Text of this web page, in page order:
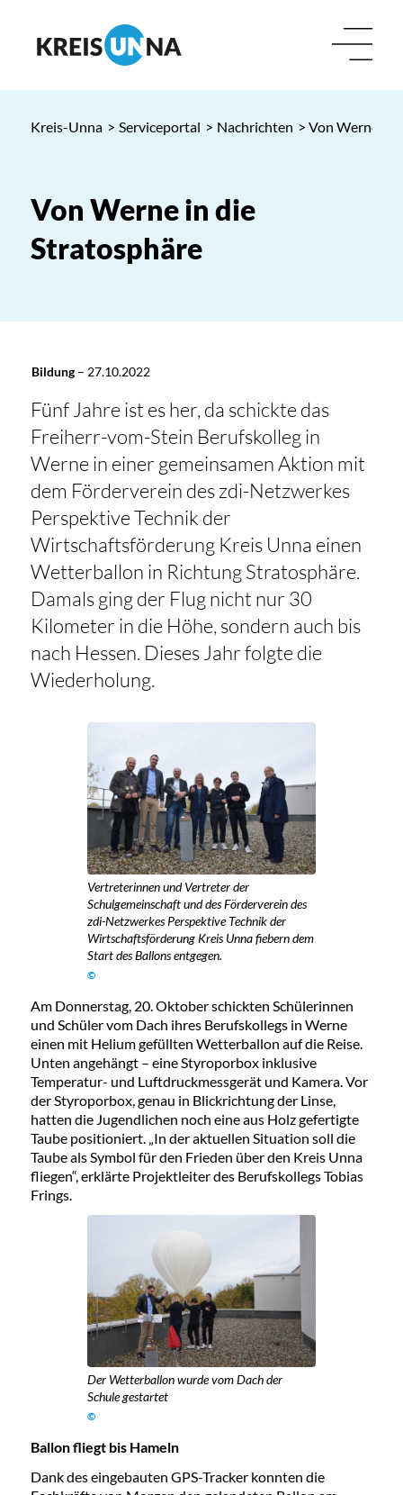
Kreis-Unna > Serviceportal > Nachrichten > Von Werne in
Von Werne in die
Stratosphäre
Bildung– 27.10.2022
Fünf Jahre ist es her, da schickte das
Freiherr-vom-Stein Berufskolleg in
Werne in einer gemeinsamen Aktion mit
dem Förderverein des zdi-Netzwerkes
Perspektive Technik der
Wirtschaftsförderung Kreis Unna einen
Wetterballon in Richtung Stratosphäre.
Damals ging der Flug nicht nur 30
Kilometer in die Höhe, sondern auch bis
nach Hessen. Dieses Jahr folgte die
Wiederholung.
Vertreterinnen und Vertreter der
Schulgemeinschaft und des Förderverein des
zdi-Netzwerkes Perspektive Technik der
Wirtschaftsförderung Kreis Unna fiebern dem
Start des Ballons entgegen.
©
Am Donnerstag, 20. Oktober schickten Schülerinnen
und Schüler vom Dach ihres Berufskollegs in Werne
einen mit Helium gefüllten Wetterballon auf die Reise.
Unten angehängt – eine Styroporbox inklusive
Temperatur- und Luftdruckmessgerät und Kamera. Vor
der Styroporbox, genau in Blickrichtung der Linse,
hatten die Jugendlichen noch eine aus Holz gefertigte
Taube positioniert. „In der aktuellen Situation soll die
Taube als Symbol für den Frieden über den Kreis Unna
fliegen“, erklärte Projektleiter des Berufskollegs Tobias
Frings.
Der Wetterballon wurde vom Dach der
Schule gestartet
©
Ballon fliegt bis Hameln
Dank des eingebauten GPS-Tracker konnten die